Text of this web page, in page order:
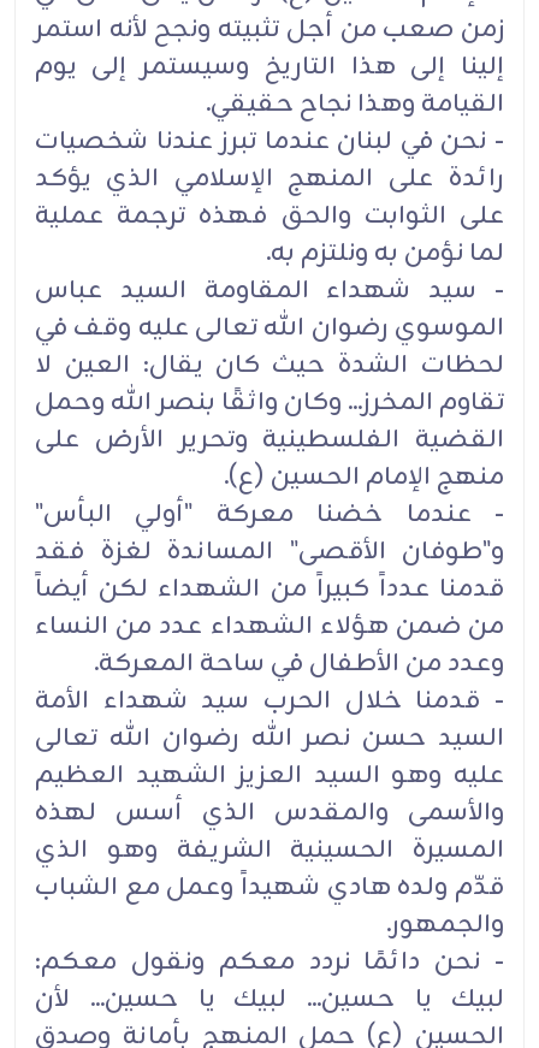
زمن صعب من أجل تثبيته ونجح لأنه استمر
إلينا ‏إلى هذا التاريخ وسيستمر إلى يوم
القيامة وهذا نجاح حقيقي.
- نحن في لبنان عندما تبرز عندنا شخصيات
رائدة على المنهج الإسلامي الذي يؤكد
على الثوابت والحق فهذه ترجمة عملية
لما نؤمن به ونلتزم به.
- سيد شهداء المقاومة السيد عباس
الموسوي رضوان الله تعالى عليه وقف في
لحظات الشدة حيث كان يقال: العين لا
تقاوم المخرز... وكان واثقًا بنصر ‏الله وحمل
القضية الفلسطينية وتحرير الأرض على
منهج ‏الإمام الحسين (ع).
- عندما خضنا معركة "أولي البأس"
و"طوفان الأقصى" المساندة لغزة فقد
قدمنا عدداً كبيراً من الشهداء ‏لكن أيضاً
من ضمن هؤلاء الشهداء عدد من النساء
وعدد من الأطفال في ساحة ‏المعركة.
- قدمنا خلال الحرب سيد شهداء الأمة
السيد حسن نصر الله رضوان الله تعالى
عليه وهو ‏السيد العزيز الشهيد العظيم
والأسمى والمقدس الذي أسس لهذه
المسيرة الحسينية الشريفة وهو الذي
قدّم ولده ‏هادي شهيداً وعمل مع الشباب
والجمهور.
- نحن دائمًا نردد معكم ونقول معكم:
لبيك يا حسين... لبيك يا حسين... لأن
الحسين (ع) حمل المنهج بأمانة وصدق